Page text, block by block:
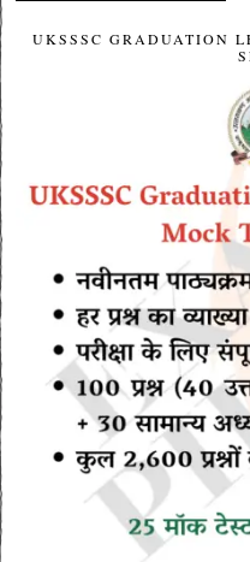
UKSSSC GRADUATION